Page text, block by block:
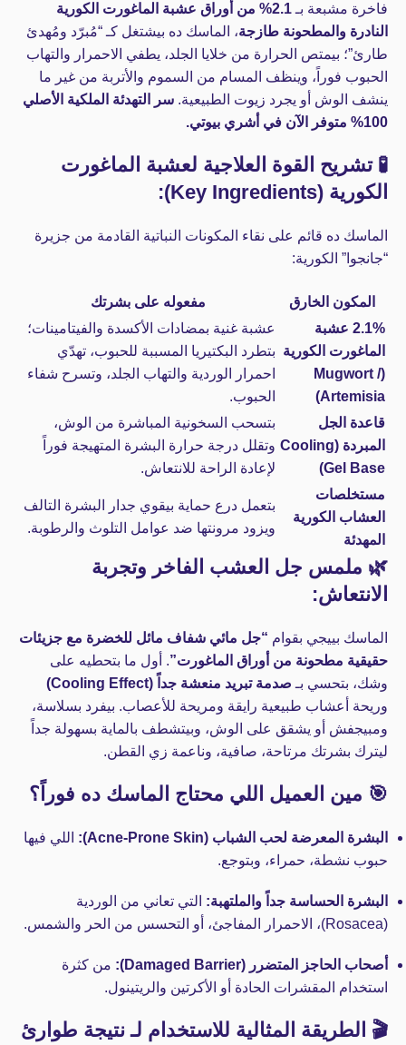
فاخرة مشبعة بـ
2.1% من أوراق عشبة الماغورت الكورية
النادرة والمطحونة طازجة، الماسك ده بيشتغل كـ “مُبرّد ومُهدئ
طارئ”؛ بيمتص الحرارة من خلايا الجلد، يطفي الاحمرار والتهاب
الحبوب فوراً، وينظف المسام من السموم والأتربة من غير ما
ينشف الوش أو يجرد زيوت الطبيعية. سر التهدئة الملكية الأصلي
100% متوفر الآن في أشري بيوتي.
🧪 تشريح القوة العلاجية لعشبة الماغورت
الكورية (Key Ingredients):
الماسك ده قائم على نقاء المكونات النباتية القادمة من جزيرة
“جانجوا” الكورية:
المكون الخارق
مفعوله على بشرتك
2.1% عشبة
الماغورت الكورية
(Mugwort /
Artemisia)
عشبة غنية بمضادات الأكسدة والفيتامينات؛
بتطرد البكتيريا المسببة للحبوب، تهدّي
احمرار الوردية والتهاب الجلد، وتسرح شفاء
الحبوب.
قاعدة الجل
المبردة (Cooling
Gel Base)
بتسحب السخونية المباشرة من الوش،
وتقلل درجة حرارة البشرة المتهيجة فوراً
لإعادة الراحة للانتعاش.
مستخلصات
العشاب الكورية
المهدئة
بتعمل درع حماية بيقوي جدار البشرة التالف
ويزود مرونتها ضد عوامل التلوث والرطوبة.
🌿 ملمس جل العشب الفاخر وتجربة
الانتعاش:
الماسك بييجي بقوام “جل مائي شفاف مائل للخضرة مع جزيئات
حقيقية مطحونة من أوراق الماغورت”. أول ما بتحطيه على
وشك، بتحسي بـ صدمة تبريد منعشة جداً (Cooling Effect)
وريحة أعشاب طبيعية رايقة ومريحة للأعصاب. بيفرد بسلاسة،
ومبيجفش أو يشقق على الوش، وبيتشطف بالماية بسهولة جداً
ليترك بشرتك مرتاحة، صافية، وناعمة زي القطن.
🎯 مين العميل اللي محتاج الماسك ده فوراً؟
البشرة المعرضة لحب الشباب (Acne-Prone Skin):
اللي فيها
حبوب نشطة، حمراء، وبتوجع.
البشرة الحساسة جداً والملتهبة: التي تعاني من الوردية
(Rosacea)، الاحمرار المفاجئ، أو التحسس من الحر والشمس.
أصحاب الحاجز المتضرر (Damaged Barrier):
من كثرة
استخدام المقشرات الحادة أو الأكرتين والريتينول.
🎬 الطريقة المثالية للاستخدام لـ نتيجة طوارئ